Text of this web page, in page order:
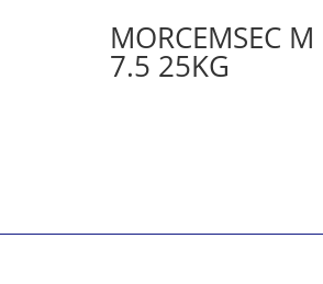
MORCEMSEC M
7.5 25KG